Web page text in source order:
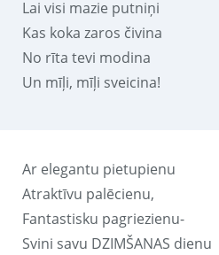
Lai visi mazie putniņi
Kas koka zaros čivina
No rīta tevi modina
Un mīļi, mīļi sveicina!
Ar elegantu pietupienu
Atraktīvu palēcienu,
Fantastisku pagriezienu-
Svini savu DZIMŠANAS dienu